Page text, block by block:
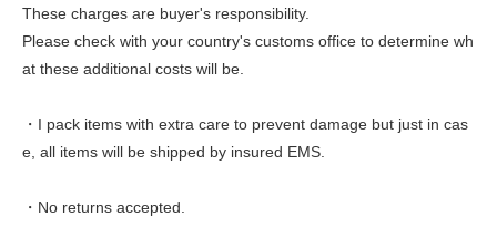
These charges are buyer's responsibility.
Please check with your country's customs office to determine wh
at these additional costs will be.
・I pack items with extra care to prevent damage but just in cas
e, all items will be shipped by insured EMS.
・No returns accepted.